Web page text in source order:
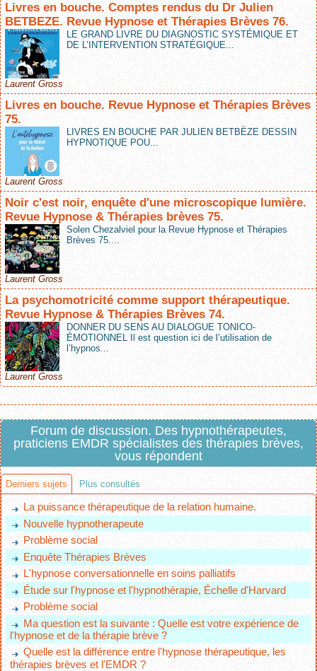
Livres en bouche. Comptes rendus du Dr Julien
BETBEZE. Revue Hypnose et Thérapies Brèves 76.
LE GRAND LIVRE DU DIAGNOSTIC SYSTÉMIQUE ET
DE L’INTERVENTION STRATÉGIQUE...
Laurent Gross
Livres en bouche. Revue Hypnose et Thérapies Brèves
75.
LIVRES EN BOUCHE PAR JULIEN BETBÈZE DESSIN
HYPNOTIQUE POU...
Laurent Gross
Noir c'est noir, enquête d'une microscopique lumière.
Revue Hypnose & Thérapies brèves 75.
Solen Chezalviel pour la Revue Hypnose et Thérapies
Brèves 75....
Laurent Gross
La psychomotricité comme support thérapeutique.
Revue Hypnose & Thérapies Brèves 74.
DONNER DU SENS AU DIALOGUE TONICO-
ÉMOTIONNEL Il est question ici de l’utilisation de
l’hypnos...
Laurent Gross
Forum de discussion. Des hypnothérapeutes,
praticiens EMDR spécialistes des thérapies brèves,
vous répondent
Derniers sujets Plus consultés
La puissance thérapeutique de la relation humaine.
Nouvelle hypnotherapeute
Problème social
Enquête Thérapies Brèves
L'hypnose conversationnelle en soins palliatifs
Étude sur l'hypnose et l'hypnothérapie, Échelle d'Harvard
Problème social
Ma question est la suivante : Quelle est votre expérience de
l'hypnose et de la thérapie brève ?
Quelle est la différence entre l'hypnose thérapeutique, les
thérapies brèves et l'EMDR ?